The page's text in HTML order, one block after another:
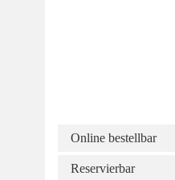
Online bestellbar
Reservierbar